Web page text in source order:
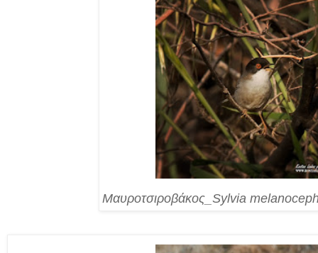
Μαυροτσιροβάκος_Sylvia